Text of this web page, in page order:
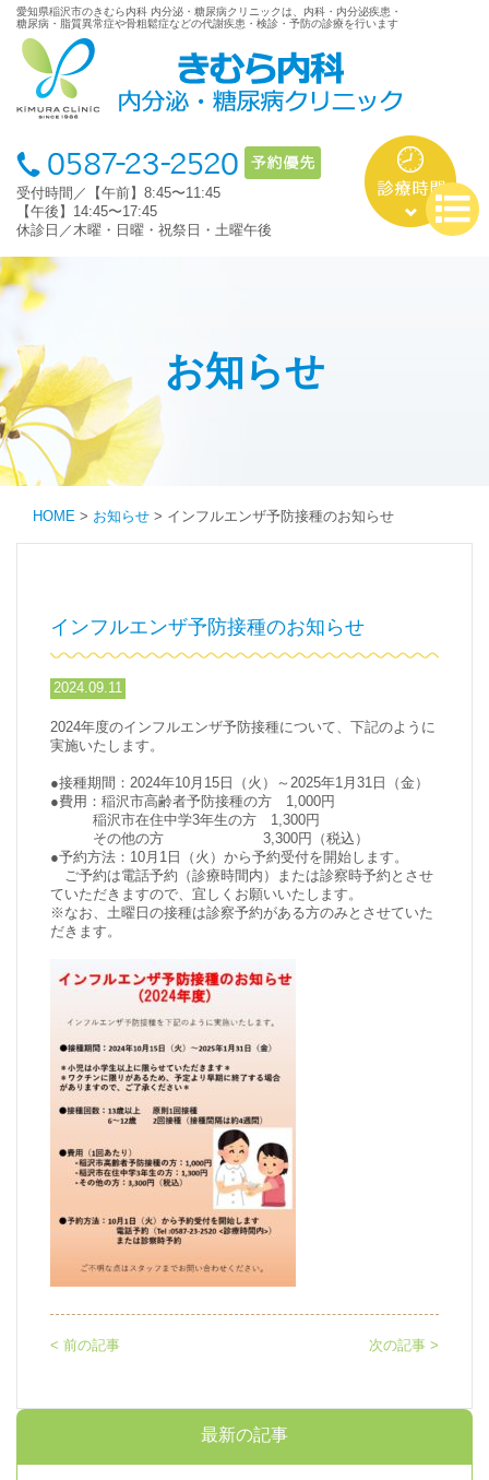
愛知県稲沢市のきむら内科 内分泌・糖尿病クリニックは、内科・内分泌疾患・
糖尿病・脂質異常症や骨粗鬆症などの代謝疾患・検診・予防の診療を行います
受付時間／【午前】8:45〜11:45
【午後】14:45〜17:45
休診日／木曜・日曜・祝祭日・土曜午後
お知らせ
HOME > お知らせ > インフルエンザ予防接種のお知らせ
インフルエンザ予防接種のお知らせ
2024.09.11
2024年度のインフルエンザ予防接種について、下記のように
実施いたします。
●接種期間：2024年10月15日（火）～2025年1月31日（金）
●費用：稲沢市高齢者予防接種の方 1,000円
稲沢市在住中学3年生の方 1,300円
その他の方 3,300円（税込）
●予約方法：10月1日（火）から予約受付を開始します。
ご予約は電話予約（診療時間内）または診察時予約とさせ
ていただきますので、宜しくお願いいたします。
※なお、土曜日の接種は診察予約がある方のみとさせていた
だきます。
< 前の記事 次の記事 >
最新の記事